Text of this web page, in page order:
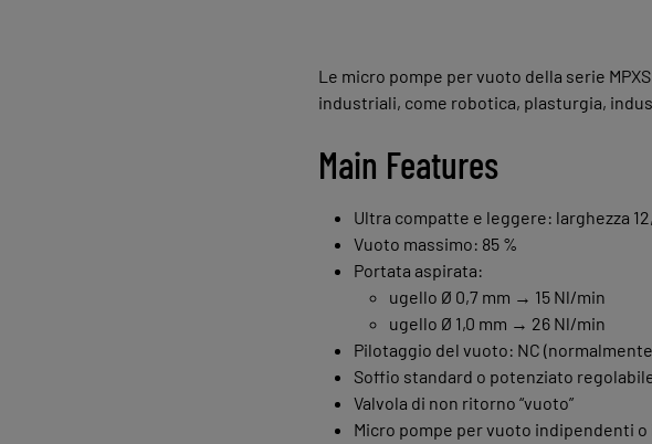
Le micro pompe per vuoto della serie
industriali, come robotica, plasturgia,
Main Features
Ultra compatte e leggere: larghezza
Vuoto massimo: 85 %
Portata aspirata:
ugello Ø 0,7 mm → 15 Nl/min
ugello Ø 1,0 mm → 26 Nl/min
Pilotaggio del vuoto: NC
Soffio standard o potenziato
Valvola di non ritorno “vuoto”
Micro pompe per vuoto indipendenti o